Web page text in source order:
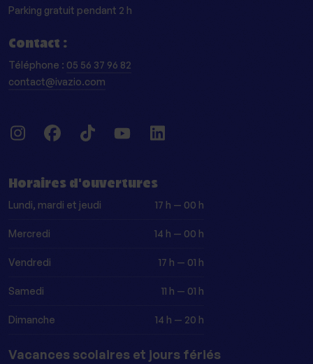
Parking gratuit pendant 2 h
Contact :
Téléphone : 05 56 37 96 82
contact@ivazio.com
Horaires d'ouvertures
Lundi, mardi et jeudi 17 h — 00 h
Mercredi 14 h — 00 h
Vendredi 17 h — 01 h
Samedi 11 h — 01 h
Dimanche 14 h — 20 h
Vacances scolaires et jours fériés